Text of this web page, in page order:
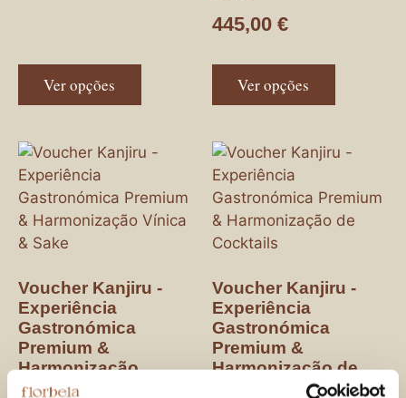
Ver opções
445,00 €
Ver opções
Voucher Kanjiru -
Experiência
Gastronómica
Premium &
Harmonização
Vínica & Sake
Voucher Kanjiru -
Experiência
Gastronómica
Premium &
Harmonização de